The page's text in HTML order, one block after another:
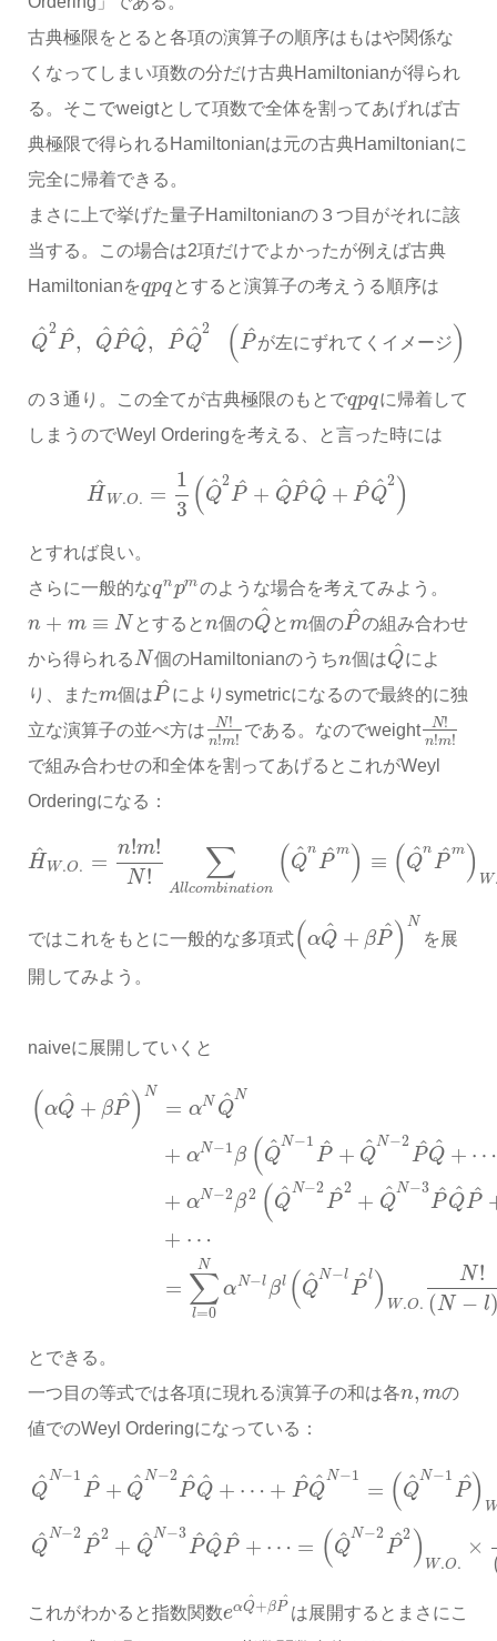
古典極限をとると各項の演算子の順序はもはや関係な
くなってしまい項数の分だけ古典Hamiltonianが得られ
る。そこでweigtとして項数で全体を割ってあげれば古
典極限で得られるHamiltonianは元の古典Hamiltonianに
完全に帰着できる。
まさに上で挙げた量子Hamiltonianの３つ目がそれに該
当する。この場合は2項だけでよかったが例えば古典
Hamiltonianをqpq とすると演算子の考えうる順序は
Q
^2
P
^, Q
^P
^Q
^, P
^Q
^2 (P
^が左にずれて く イ メ ージ)
の３通り。この全てが古典極限のもとでqpqに帰着して
しまうのでWeyl Orderingを考える、と言った時には
H
^ W.O. =
1
3 (Q
^2
P
^ + Q
^P
^Q
^ + P
^Q
^2 )
とすれば良い。
さらに一般的なqnpmのような場合を考えてみよう。
n + m ≡ N とするとn個のQ
^ とm個のP
^の組み合わせ
から得られるN個のHamiltonianのうちn個はQ
^によ
り、またm個はP
^によりsymetricになるので最終的に独
立な演算子の並べ方は
N!
n!m!
である。なのでweight N!
n!m!
で組み合わせの和全体を割ってあげるとこれがWeyl
Orderingになる：
H
^ W.O. =
n!m!
N! ∑
Allcombination
(Q
^n
P
^m ) ≡ (Q
^n
P
^m ) W
ではこれをもとに一般的な多項式(αQ
^ + βP
^) N
を展
開してみよう。
naiveに展開していくと
(αQ
^ + βP
^)N
= αN Q
^N
+ αN−1β (Q
^N−1
P
^ + Q
^N−2
P
^Q
^ + ⋯
+ αN−2β2 (Q
^N−2
P
^2 + Q
^N−3
P
^Q
^P
^
+ ⋯
= ∑
l=0
N
αN−l βl (Q
^N−l
P
^l ) W.O.
N!
(N − l
とできる。
一つ目の等式では各項に現れる演算子の和は各n, mの
値でのWeyl Orderingになっている：
Q
^N−1
P
^ + Q
^N−2
P
^Q
^ + ⋯ + P
^Q
^N−1
= (Q
^N−1
P
^)
Q
^N−2
P
^2 + Q
^N−3
P
^Q
^P
^ + ⋯ = ( Q
^N−2
P
^2 ) W.O.
×
これがわかると指数関数eαQ
^+βP^
は展開するとまさにこ